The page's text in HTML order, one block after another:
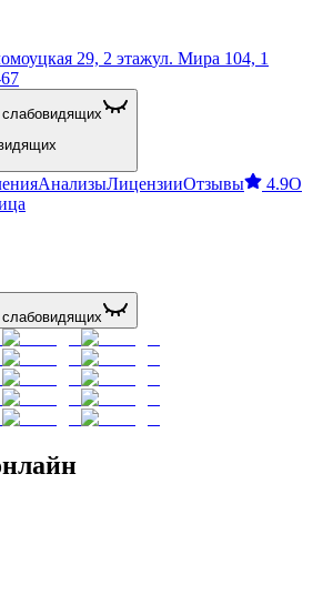
29, 2 этажул. Мира 104, 1
АнализыЛицензииОтзывы 4.9О